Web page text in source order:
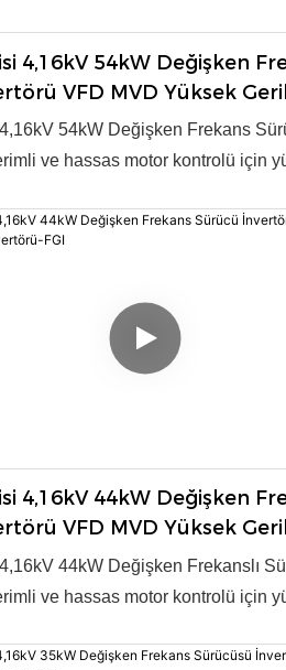
4,16kV 54kW Değişken
VFD MVD Yüksek
54kW Değişken Frekans
ve hassas motor kontrolü için
performans sunar. Ürün, 2003
Yıllık 3000 Set
4,16kV 44kW Değişken
VFD MVD Yüksek
44kW Değişken Frekanslı
ve hassas motor kontrolü için
performans sunar. Ürün, 2003